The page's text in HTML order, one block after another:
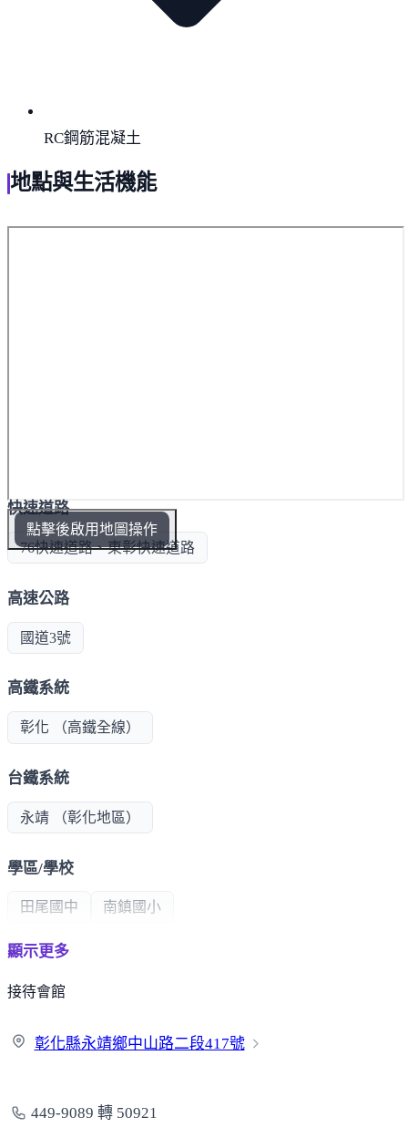
RC鋼筋混凝土
地點與生活機能
點擊後啟用地圖操作
快速道路
76快速道路、東彰快速道路
高速公路
國道3號
高鐵系統
彰化 （高鐵全線）
台鐵系統
永靖 （彰化地區）
學區/學校
田尾國中 南鎮國小
公共建設
成美文化園區
超商/賣場
顯示更多
接待會館
彰化縣永靖鄉中山路二段417號
449-9089 轉 50921